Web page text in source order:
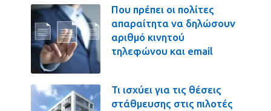
Που πρέπει οι πολίτες
απαραίτητα να δηλώσουν
αριθμό κινητού
τηλεφώνου και email
Τι ισχύει για τις θέσεις
στάθμευσης στις πιλοτές